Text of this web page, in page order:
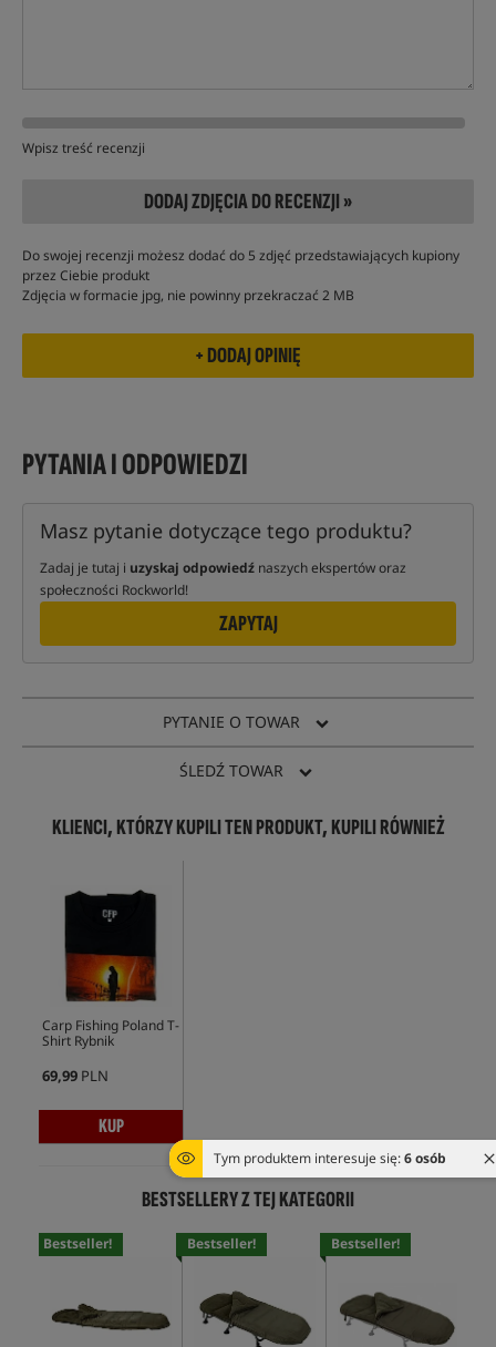
Tym produktem interesuje się:6 osób
Wpisz treść recenzji
DODAJ ZDJĘCIA DO RECENZJI »
Do swojej recenzji możesz dodać do 5 zdjęć przedstawiających kupiony
przez Ciebie produkt
Zdjęcia w formacie jpg, nie powinny przekraczać 2 MB
PYTANIA I ODPOWIEDZI
Masz pytanie dotyczące tego produktu?
Zadaj je tutaj i uzyskaj odpowiedź naszych ekspertów oraz
społeczności Rockworld!
ZAPYTAJ
PYTANIE O TOWAR
ŚLEDŹ TOWAR
KLIENCI, KTÓRZY KUPILI TEN PRODUKT, KUPILI RÓWNIEŻ
Carp Fishing Poland T-
Shirt Rybnik
69,99 PLN
KUP
BESTSELLERY Z TEJ KATEGORII
Bestseller! Bestseller! Bestseller!